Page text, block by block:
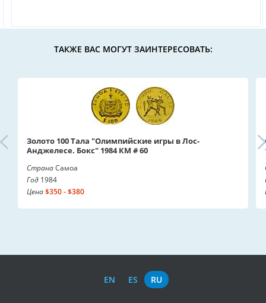
ТАКЖЕ ВАС МОГУТ ЗАИНТЕРЕСОВАТЬ:
Золото 100 Тала "Олимпийские игры в Лос-
Анджелесе. Бокс" 1984 КМ # 60
СтранаСамоа
Год 1984
Цена$350 - $380
EN ES RU